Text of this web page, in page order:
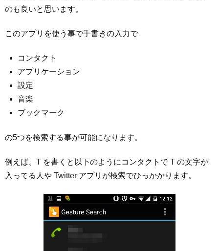
のも良いと思います。
このアプリを使う事で手書きの入力で
コンタクト
アプリケーション
設定
音楽
ブックマーク
の5つを検索する事が可能になります。
例えば、T を書くと以下のようにコンタクトで T の文字が
入ってる人や Twitter アプリが検索でひっかかります。